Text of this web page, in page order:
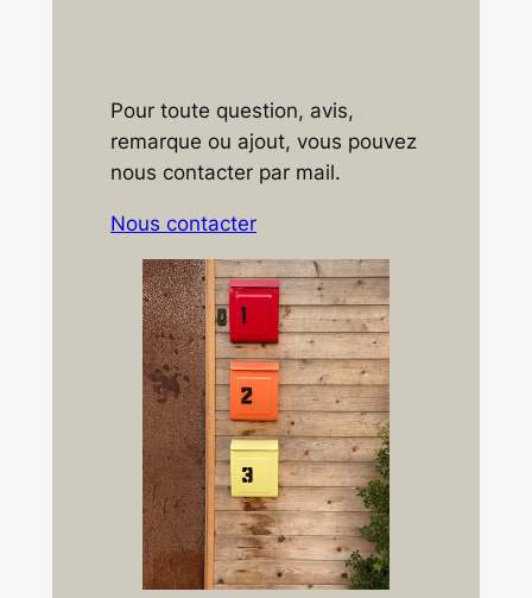
Pour toute question, avis,
remarque ou ajout, vous pouvez
nous contacter par mail.
Nous contacter